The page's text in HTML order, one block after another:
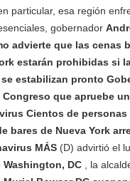
particular, esa región
gobernador
advierte que las cenas
estarán prohibidas si
estabilizan pronto
que apruebe
Cientos de
bares de Nueva York
MÁS (D) advirtió el
Washington, DC , la